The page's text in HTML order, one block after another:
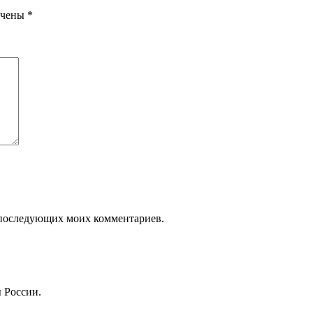
*
моих комментариев.
России.